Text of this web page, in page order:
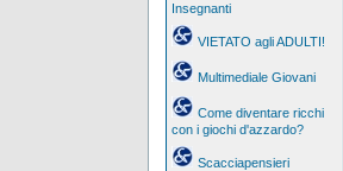
Insegnanti
VIETATO agli ADULTI!
Multimediale Giovani
Come diventare ricchi
con i giochi d'azzardo?
Scacciapensieri